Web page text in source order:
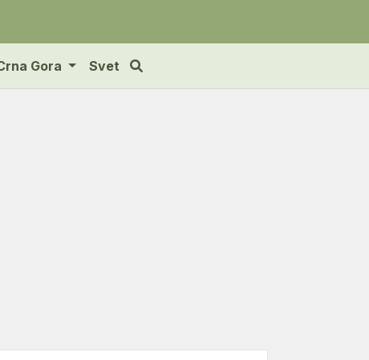
Gora Svet